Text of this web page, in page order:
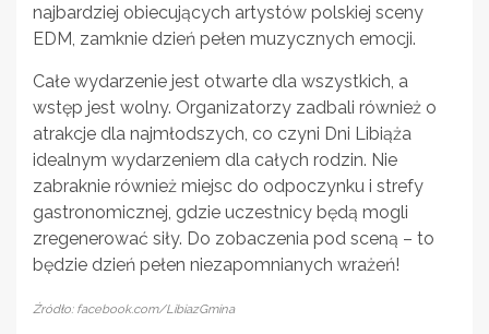
najbardziej obiecujących artystów polskiej sceny
EDM, zamknie dzień pełen muzycznych emocji.
Całe wydarzenie jest otwarte dla wszystkich, a
wstęp jest wolny. Organizatorzy zadbali również o
atrakcje dla najmłodszych, co czyni Dni Libiąża
idealnym wydarzeniem dla całych rodzin. Nie
zabraknie również miejsc do odpoczynku i strefy
gastronomicznej, gdzie uczestnicy będą mogli
zregenerować siły. Do zobaczenia pod sceną – to
będzie dzień pełen niezapomnianych wrażeń!
Źródło: facebook.com/LibiazGmina